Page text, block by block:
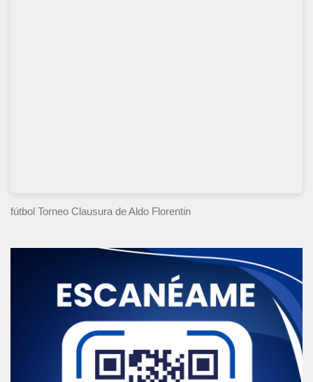
fútbol Torneo Clausura de Aldo Florentin